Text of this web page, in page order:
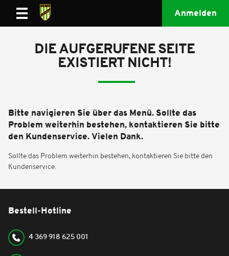
Anmelden
DIE AUFGERUFENE SEITE
EXISTIERT NICHT!
Bitte navigieren Sie über das Menü. Sollte das
Problem weiterhin bestehen, kontaktieren Sie bitte
den Kundenservice. Vielen Dank.
Sollte das Problem weiterhin bestehen, kontaktieren Sie bitte den
Kundenservice.
Bestell-Hotline
4 369 918 625 001